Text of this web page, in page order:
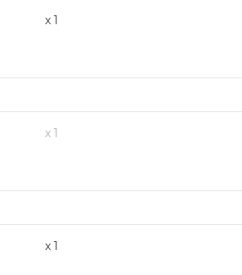
x 1
x 1
x 1